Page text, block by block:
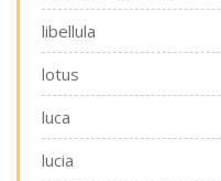
libellula
lotus
luca
lucia